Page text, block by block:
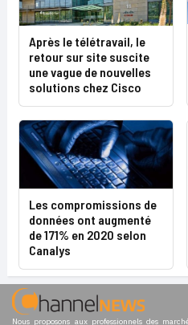
Après le télétravail, le
retour sur site suscite
une vague de nouvelles
solutions chez Cisco
Les compromissions de
données ont augmenté
de 171% en 2020 selon
Canalys
Nous proposons aux professionnels des